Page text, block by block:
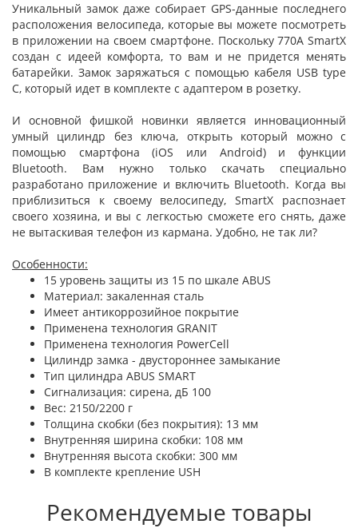
Уникальный замок даже собирает GPS-данные последнего
расположения велосипеда, которые вы можете посмотреть
в приложении на своем смартфоне. Поскольку 770A SmartX
создан с идеей комфорта, то вам и не придется менять
батарейки. Замок заряжаться с помощью кабеля USB type
C, который идет в комплекте с адаптером в розетку.
И основной фишкой новинки является инновационный
умный цилиндр без ключа, открыть который можно с
помощью смартфона (iOS или Android) и функции
Bluetooth. Вам нужно только скачать специально
разработано приложение и включить Bluetooth. Когда вы
приблизиться к своему велосипеду, SmartX распознает
своего хозяина, и вы с легкостью сможете его снять, даже
не вытаскивая телефон из кармана. Удобно, не так ли?
Особенности:
15 уровень защиты из 15 по шкале ABUS
Материал: закаленная сталь
Имеет антикоррозийное покрытие
Применена технология GRANIT
Применена технология PowerCell
Цилиндр замка - двустороннее замыкание
Тип цилиндра ABUS SMART
Сигнализация: сирена, дБ 100
Вес: 2150/2200 г
Толщина скобки (без покрытия): 13 мм
Внутренняя ширина скобки: 108 мм
Внутренняя высота скобки: 300 мм
В комплекте крепление USH
Рекомендуемые товары